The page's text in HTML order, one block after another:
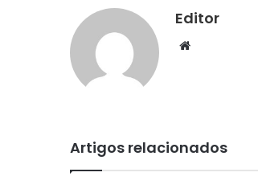
Editor
Website
Artigos relacionados